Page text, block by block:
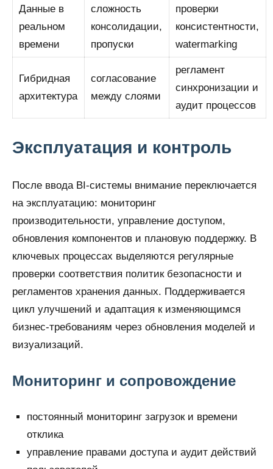
Данные в
реальном
времени
сложность
консолидации,
пропуски
проверки
консистентности,
watermarking
Гибридная
архитектура
согласование
между слоями
регламент
синхронизации и
аудит процессов
Эксплуатация и контроль
После ввода BI-системы внимание переключается
на эксплуатацию: мониторинг
производительности, управление доступом,
обновления компонентов и плановую поддержку. В
ключевых процессах выделяются регулярные
проверки соответствия политик безопасности и
регламентов хранения данных. Поддерживается
цикл улучшений и адаптация к изменяющимся
бизнес-требованиям через обновления моделей и
визуализаций.
Мониторинг и сопровождение
постоянный мониторинг загрузок и времени
отклика
управление правами доступа и аудит действий